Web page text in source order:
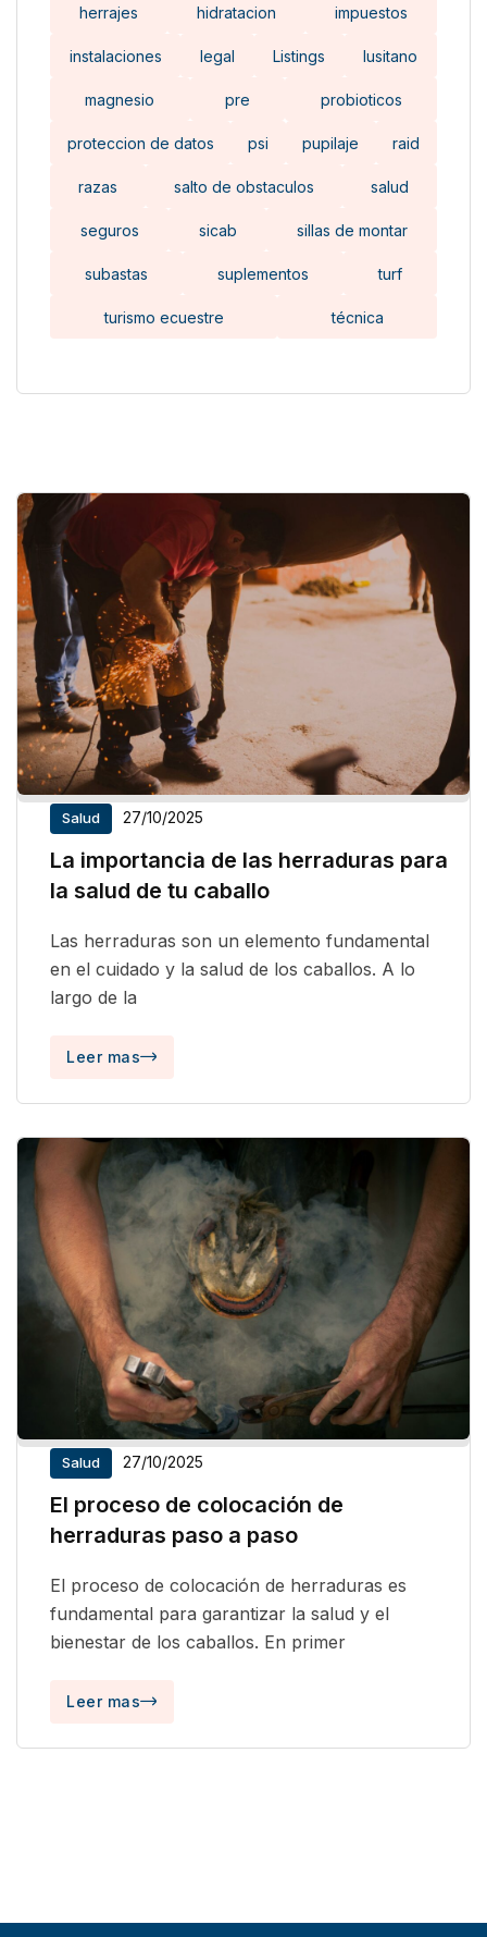
Salud 27/10/2025
La importancia de las herraduras para
la salud de tu caballo
Las herraduras son un elemento fundamental
en el cuidado y la salud de los caballos. A lo
largo de la
Leer mas
Salud 27/10/2025
El proceso de colocación de
herraduras paso a paso
El proceso de colocación de herraduras es
fundamental para garantizar la salud y el
bienestar de los caballos. En primer
Leer mas
herrajes hidratacion impuestos
instalaciones legal Listings lusitano
magnesio pre probioticos
proteccion de datos psi pupilaje raid
razas salto de obstaculos salud
seguros sicab sillas de montar
subastas suplementos turf
turismo ecuestre técnica